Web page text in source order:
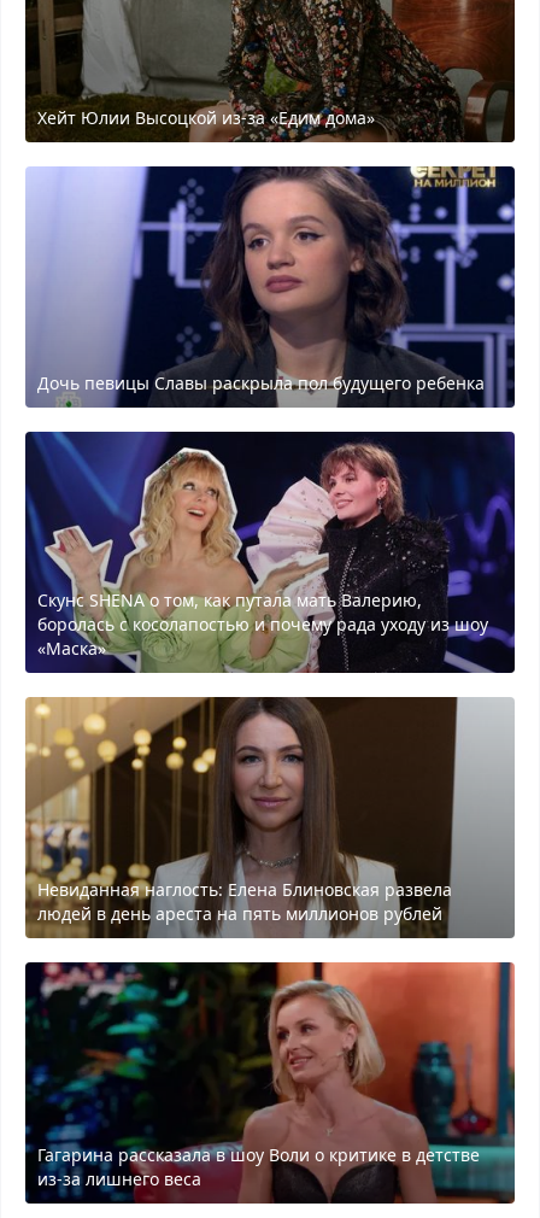
Хейт Юлии Высоцкой из-за «Едим дома»
Дочь певицы Славы раскрыла пол будущего ребенка
Скунс SHENA о том, как путала мать Валерию,
боролась с косолапостью и почему рада уходу из шоу
«Маска»
Невиданная наглость: Елена Блиновская развела
людей в день ареста на пять миллионов рублей
Гагарина рассказала в шоу Воли о критике в детстве
из-за лишнего веса